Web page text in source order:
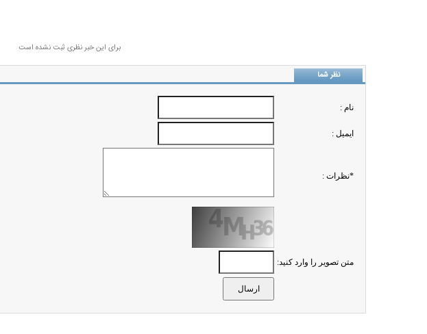
برای این خبر نظری ثبت نشده است
نظر شما
نام :
ايميل :
*نظرات :
متن تصویر را وارد کنید: